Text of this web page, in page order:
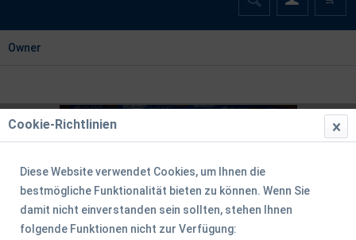
Owner
Cookie-Richtlinien
Diese Website verwendet Cookies, um Ihnen die
bestmögliche Funktionalität bieten zu können. Wenn Sie
damit nicht einverstanden sein sollten, stehen Ihnen
folgende Funktionen nicht zur Verfügung: